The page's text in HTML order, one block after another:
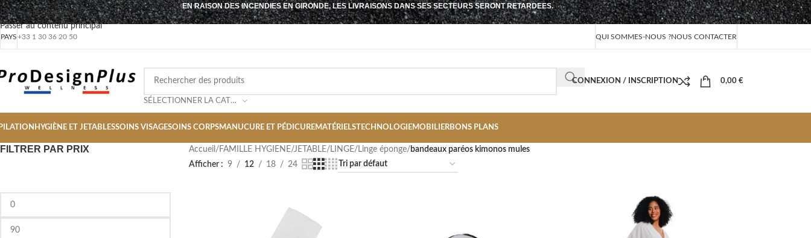
Passer à la navigation
Passer au contenu principal
EN RAISON DES INCENDIES EN GIRONDE, LES LIVRAISONS DANS SES SECTEURS SERONT RETARDEES.
PAYS+33 1 30 36 20 50 QUI SOMMES-NOUS ?NOUS CONTACTER
SÉLECTIONNER LA CATÉGORIE
CONNEXION / INSCRIPTION 0,00 €
HYGIÈNE ET JETABLESSOINS VISAGESOINS CORPSMANUCURE ET PÉDICUREMATÉRIELSTECHNOLOGIEMOBILIERBONS PLANS
FILTRER PAR PRIX Accueil / FAMILLE HYGIENE/JETABLE/LINGE/ Linge éponge/ bandeaux paréos kimonos mules
Afficher
9 12 18 24